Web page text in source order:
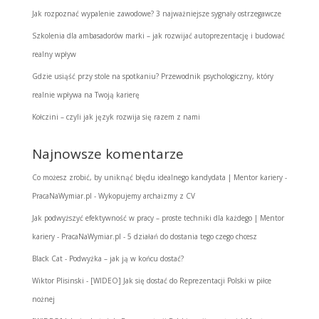
Jak rozpoznać wypalenie zawodowe? 3 najważniejsze sygnały ostrzegawcze
Szkolenia dla ambasadorów marki – jak rozwijać autoprezentację i budować
realny wpływ
Gdzie usiąść przy stole na spotkaniu? Przewodnik psychologiczny, który
realnie wpływa na Twoją karierę
Kołczini – czyli jak język rozwija się razem z nami
Najnowsze komentarze
Co możesz zrobić, by uniknąć błędu idealnego kandydata | Mentor kariery -
PracaNaWymiar.pl - Wykopujemy archaizmy z CV
Jak podwyższyć efektywność w pracy – proste techniki dla każdego | Mentor
kariery - PracaNaWymiar.pl - 5 działań do dostania tego czego chcesz
Black Cat- Podwyżka – jak ją w końcu dostać?
Wiktor Plisinski - [WIDEO] Jak się dostać do Reprezentacji Polski w piłce
nożnej